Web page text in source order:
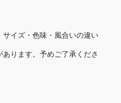
イズ・色味・風合いの違い
ります。予めご了承くださ